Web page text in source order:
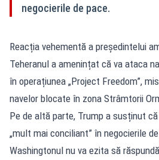
negocierile de pace.
Reacția vehementă a președintelui
Teheranul a amenințat că va ataca
în operațiunea „Project Freedom”,
navelor blocate în zona Strâmtorii
Pe de altă parte, Trump a susținut
„mult mai conciliant” în negocierile
Washingtonul nu va ezita să